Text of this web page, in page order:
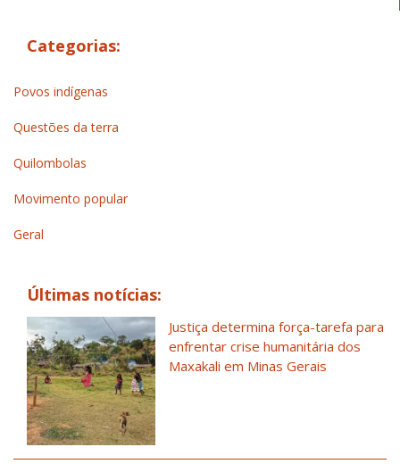
Categorias:
Povos indígenas
Questões da terra
Quilombolas
Movimento popular
Geral
Últimas notícias:
Justiça determina força-tarefa para
enfrentar crise humanitária dos
Maxakali em Minas Gerais